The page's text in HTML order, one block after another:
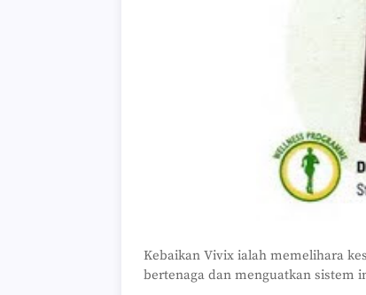
Kebaikan Vivix ialah memelihara
bertenaga dan menguatkan sistem